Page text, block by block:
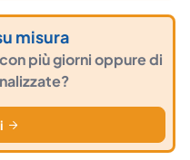
misura
più giorni oppure di